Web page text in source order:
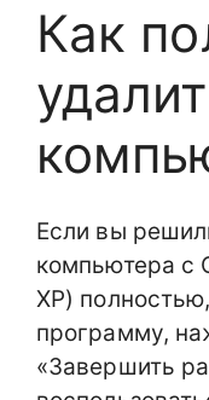
Как
Если вы
компьютера с
XP)
программу,
«Завершить